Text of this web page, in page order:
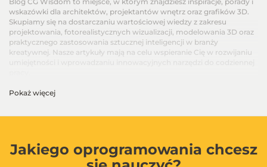
wskazówki dla architektów, projektantów wnętrz oraz grafików 3D.
Skupiamy się na dostarczaniu wartościowej wiedzy z zakresu
projektowania, fotorealistycznych wizualizacji, modelowania 3D oraz
praktycznego zastosowania sztucznej inteligencji w branży
kreatywnej. Nasze artykuły mają na celu wspieranie Cię w rozwijaniu
Artykuły dla architektów i projektantów wnętrz –
się wiedzą na temat programów takich jak SketchUp, V-Ray, 3ds Max,
Blender, GstarCAD i innych, aby ułatwić Ci codzienną pracę i w pełni
Pokaż więcej
Jakiego oprogramowania chcesz